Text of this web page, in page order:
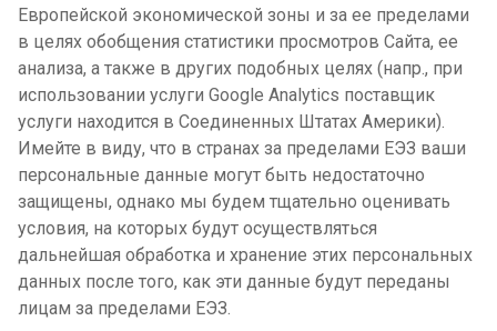
Европейской экономической зоны и за ее пределами
в целях обобщения статистики просмотров Сайта, ее
анализа, а также в других подобных целях (напр., при
использовании услуги Google Analytics поставщик
услуги находится в Соединенных Штатах Америки).
Имейте в виду, что в странах за пределами ЕЭЗ ваши
персональные данные могут быть недостаточно
защищены, однако мы будем тщательно оценивать
условия, на которых будут осуществляться
дальнейшая обработка и хранение этих персональных
данных после того, как эти данные будут переданы
лицам за пределами ЕЭЗ.